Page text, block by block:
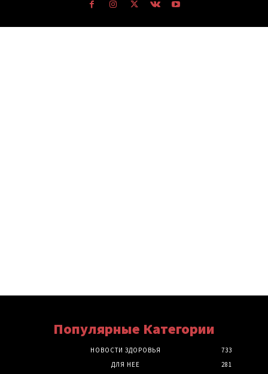
Популярные Категории
НОВОСТИ ЗДОРОВЬЯ
733
ДЛЯ НЕЕ
281